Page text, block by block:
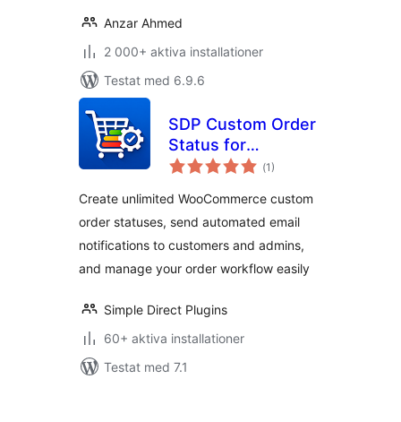
Anzar Ahmed
2 000+ aktiva installationer
Testat med 6.9.6
SDP Custom Order
Status for
WooCommerce
(Totalt
antal
1)
Create unlimited WooCommerce custom
order statuses, send automated email
notifications to customers and admins,
and manage your order workflow easily
Simple Direct Plugins
60+ aktiva installationer
Testat med 7.1